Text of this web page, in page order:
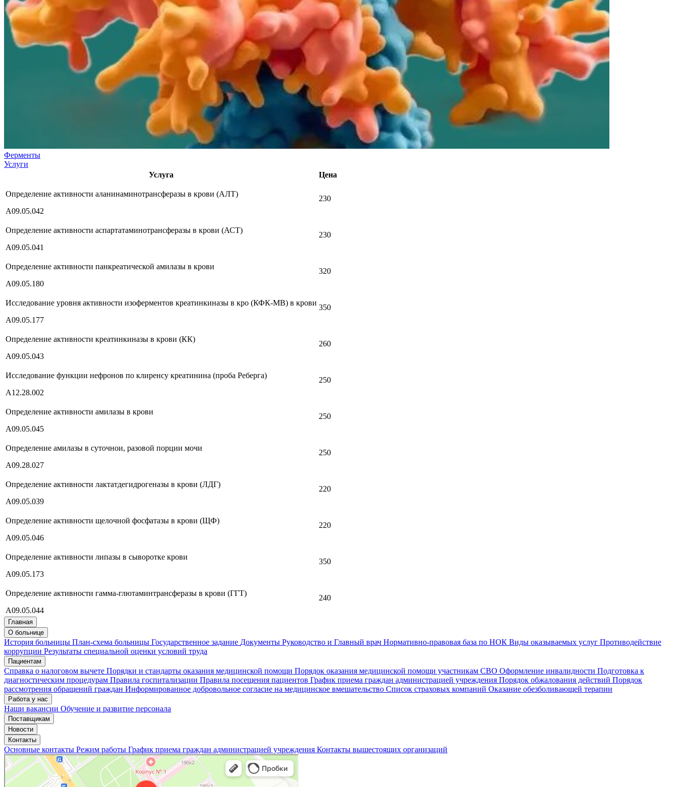
Ферменты
Услуги
Услуга
Цена
Определение активности аланинаминотрансферазы в крови (АЛТ)
А09.05.042
230
Определение активности аспартатаминотрансферазы в крови (АСТ)
А09.05.041
230
Определение активности панкреатической амилазы в крови
А09.05.180
320
Исследование уровня активности изоферментов креатинкиназы в кро (КФК-МВ) в крови
А09.05.177
350
Определение активности креатинкиназы в крови (КК)
А09.05.043
260
Исследование функции нефронов по клиренсу креатинина (проба Реберга)
А12.28.002
250
Определение активности амилазы в крови
А09.05.045
250
Определение амилазы в суточнои, разовой порции мочи
A09.28.027
250
Определение активности лактатдегидрогеназы в крови (ЛДГ)
А09.05.039
220
Определение активности щелочной фосфатазы в крови (ЩФ)
А09.05.046
220
Определение активности липазы в сыворотке крови
А09.05.173
350
Определение активности гамма-глютаминтрансферазы в крови (ГГТ)
А09.05.044
240
Главная
О больнице
История больницы План-схема больницы Государственное задание Документы Руководство и Главный врач Нормативно-правовая база по НОК Виды оказываемых услуг Противодействие
коррупции Результаты специальной оценки условий труда
Пациентам
Справка о налоговом вычете Порядки и стандарты оказания медицинской помощи Порядок оказания медицинской помощи участникам СВО Оформление инвалидности Подготовка к
диагностическим процедурам Правила госпитализации Правила посещения пациентов График приема граждан администрацией учреждения Порядок обжалования действий Порядок
рассмотрения обращений граждан Информированное добровольное согласие на медицинское вмешательство Список страховых компаний Оказание обезболивающей терапии
Работа у нас
Наши вакансии Обучение и развитие персонала
Поставщикам
Новости
Контакты
Основные контакты Режим работы График приема граждан администрацией учреждения Контакты вышестоящих организаций
«Нижегородская областная клиническая больница имени Н.А. Семашко»
Отделение больницы, госпиталя в Нижнем Новгороде
Больница для взрослых в Нижнем Новгороде